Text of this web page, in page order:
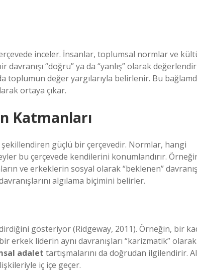
inceler. İnsanlar, toplumsal normlar ve
davranışı “doğru” ya da “yanlış” olarak
toplumun değer yargılarıyla belirlenir. Bu
ortaya çıkar.
Katmanları
güçlü bir çerçevedir. Normlar, hangi
bu çerçevede kendilerini konumlandırır.
ve erkeklerin sosyal olarak “beklenen”
algılama biçimini belirler.
gösteriyor (Ridgeway, 2011). Örneğin, bir
erkek liderin aynı davranışları “karizmatik” olarak
adalet tartışmalarını da doğrudan ilgilendirir.
iç içe geçer.